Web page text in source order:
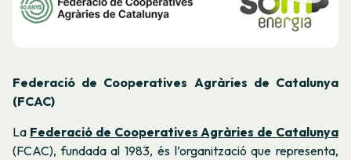
Federació de Cooperatives Agràries de Catalunya
(FCAC)
La Federació de Cooperatives Agràries de Catalunya
(FCAC), fundada al 1983, és l’organització que representa,